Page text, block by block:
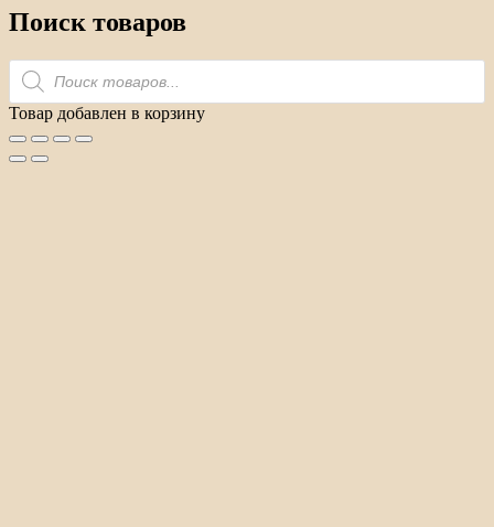
Поиск товаров
Поиск
товаров
Товар добавлен в корзину